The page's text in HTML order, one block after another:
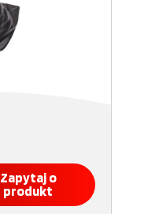
Zapytaj o
produkt